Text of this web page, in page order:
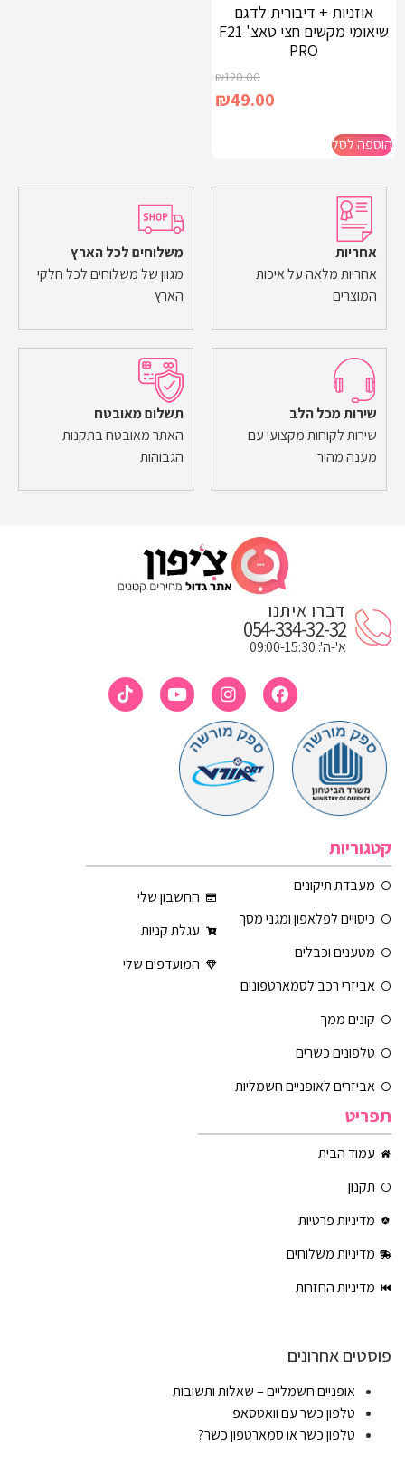
אוזניות + דיבורית לדגם
שיאומי מקשים חצי טאצ' F21
PRO
₪120.00
₪49.00
הוספה לסל
אחריות
אחריות מלאה על איכות
המוצרים
משלוחים לכל הארץ
מגוון של משלוחים לכל חלקי
הארץ
שירות מכל הלב
שירות לקוחות מקצועי עם
מענה מהיר
תשלום מאובטח
האתר מאובטח בתקנות
הגבוהות
דברו איתנו
054-334-32-32
א'-ה': 09:00-15:30
קטגוריות
מעבדת תיקונים
כיסויים לפלאפון ומגני מסך
מטענים וכבלים
אביזרי רכב לסמארטפונים
קונים ממך
טלפונים כשרים
אביזרים לאופניים חשמליות
החשבון שלי
עגלת קניות
המועדפים שלי
תפריט
עמוד הבית
תקנון
מדיניות פרטיות
מדיניות משלוחים
מדיניות החזרות
פוסטים אחרונים
אופניים חשמליים – שאלות ותשובות
טלפון כשר עם וואטסאפ
טלפון כשר או סמארטפון כשר?